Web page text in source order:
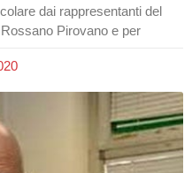
dai rappresentanti del
Pirovano e per